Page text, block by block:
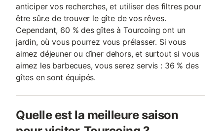
anticiper vos recherches, et utiliser des filtres pour
être sûr.e de trouver le gîte de vos rêves.
Cependant, 60 % des gîtes à Tourcoing ont un
jardin, où vous pourrez vous prélasser. Si vous
aimez déjeuner ou dîner dehors, et surtout si vous
aimez les barbecues, vous serez servis : 36 % des
gîtes en sont équipés.
Quelle est la meilleure saison